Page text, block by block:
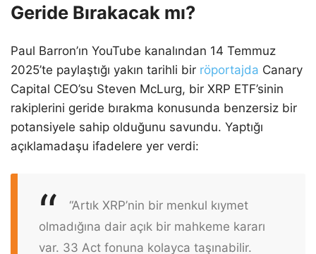
Geride Bırakacak mı?
Paul Barron’ın YouTube kanalından 14 Temmuz
2025’te paylaştığı yakın tarihli bir röportajda Canary
Capital CEO’su Steven McLurg, bir XRP ETF’sinin
rakiplerini geride bırakma konusunda benzersiz bir
potansiyele sahip olduğunu savundu. Yaptığı
açıklamadaşu ifadelere yer verdi:
“Artık XRP’nin bir menkul kıymet
olmadığına dair açık bir mahkeme kararı
var. 33 Act fonuna kolayca taşınabilir.